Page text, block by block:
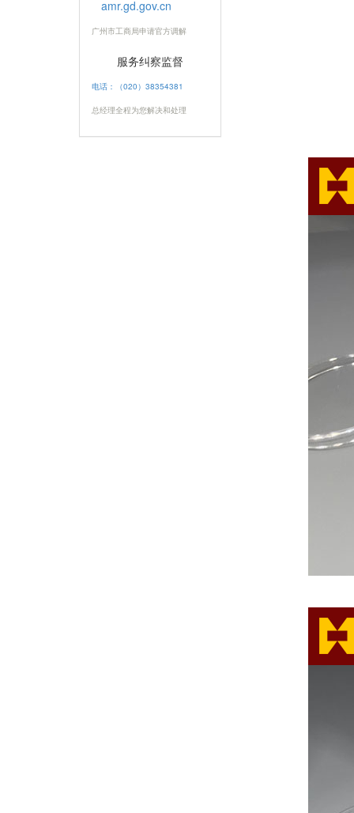
amr.gd.gov.cn
广州市工商局申请官方调解
服务纠察监督
电话：（020）38354381
总经理全程为您解决和处理